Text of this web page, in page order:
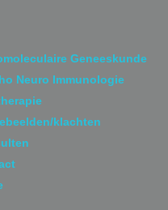
Geneeskunde
Neuro Immunologie
klachten